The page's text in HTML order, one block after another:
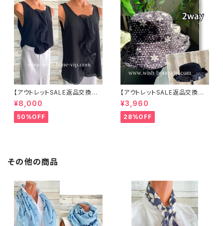
【アウトレットSALE返品交換不
可8/20まで】イタリア製 CASA
DEILUCA ITALY｜前フリル＆B
IGフリルトップス /ブラック
¥8,000
50%OFF
【アウトレットSALE返品交換不
可8/20まで】ワッフル立体フラワ
ー＆無地 2way リバーシブルハ
ット・ワイヤー入り変形ハット・フ
ラワー帽子【ブラック】
¥3,960
28%OFF
その他の商品